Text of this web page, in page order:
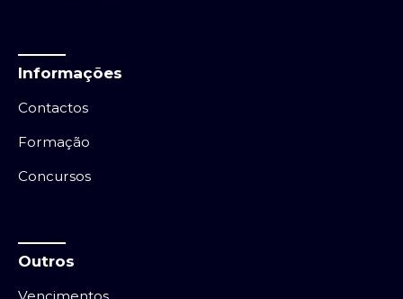
Informações
Contactos
Formação
Concursos
Outros
Vencimentos